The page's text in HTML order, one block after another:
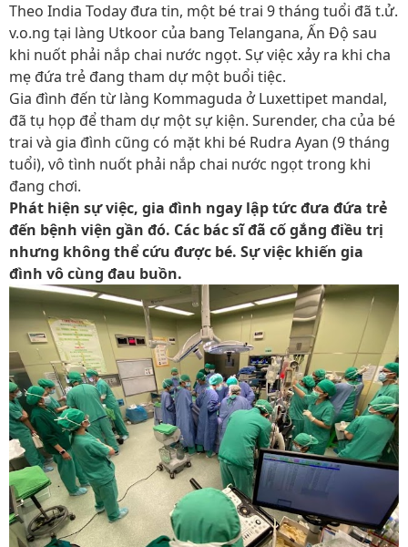
Theo India Today đưa tin, một bé trai 9 tháng tuổi đã t.ử.
v.o.ng tại làng Utkoor của bang Telangana, Ấn Độ sau
khi nuốt phải nắp chai nước ngọt. Sự việc xảy ra khi cha
mẹ đứa trẻ đang tham dự một buổi tiệc.
Gia đình đến từ làng Kommaguda ở Luxettipet mandal,
đã tụ họp để tham dự một sự kiện. Surender, cha của bé
trai và gia đình cũng có mặt khi bé Rudra Ayan (9 tháng
tuổi), vô tình nuốt phải nắp chai nước ngọt trong khi
đang chơi.
Phát hiện sự việc, gia đình ngay lập tức đưa đứa trẻ
đến bệnh viện gần đó. Các bác sĩ đã cố gắng điều trị
nhưng không thể cứu được bé. Sự việc khiến gia
đình vô cùng đau buồn.